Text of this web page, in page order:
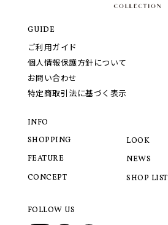
GUIDE
ご利用ガイド
個人情報保護方針について
お問い合わせ
特定商取引法に基づく表示
INFO
SHOPPING
FEATURE
CONCEPT
LOOK
NEWS
SHOP LIST
FOLLOW US